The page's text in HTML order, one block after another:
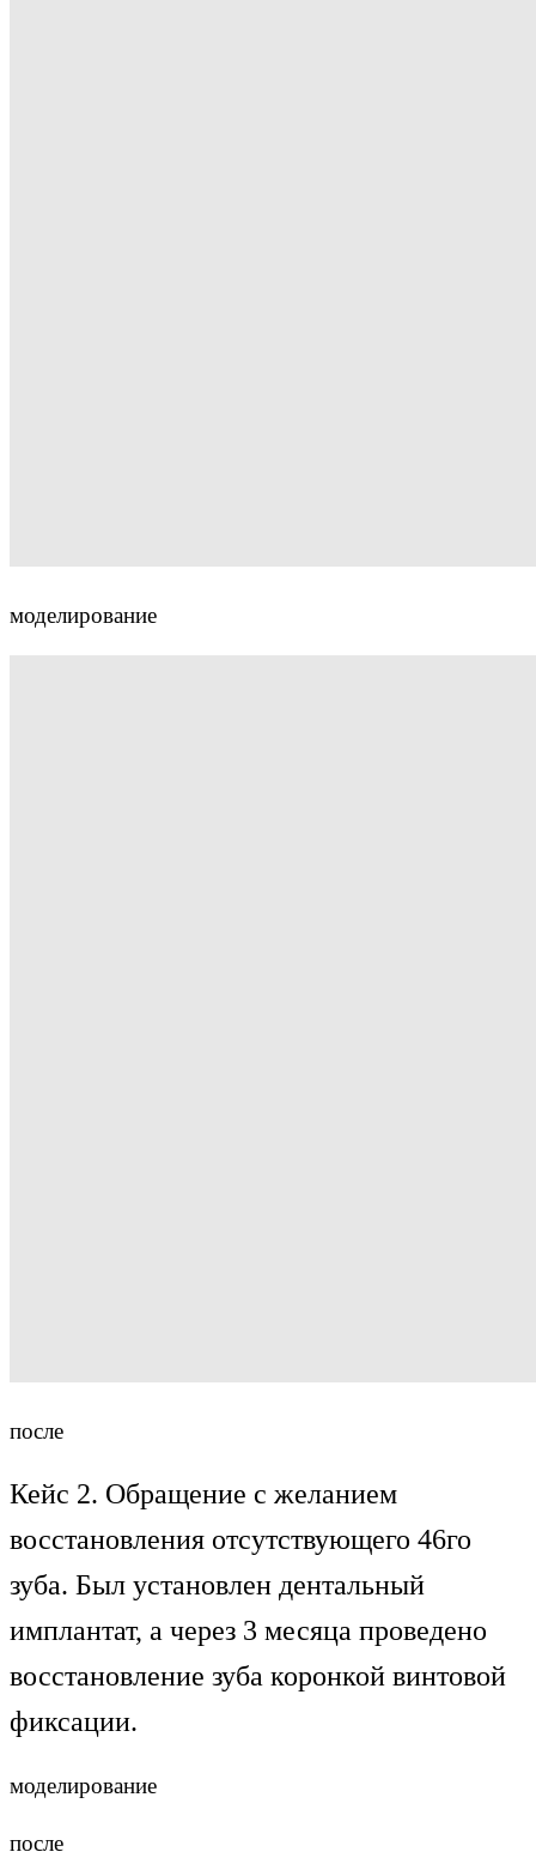
моделирование
после
Кейс 2. Обращение с желанием
восстановления отсутствующего 46го
зуба. Был установлен дентальный
имплантат, а через 3 месяца проведено
восстановление зуба коронкой винтовой
фиксации.
моделирование
после